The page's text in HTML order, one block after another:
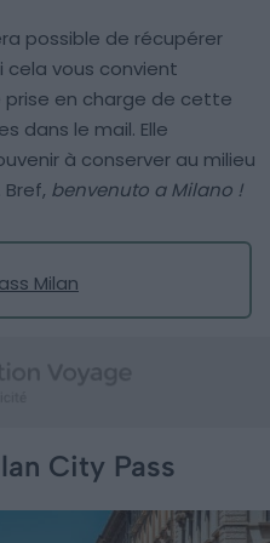
possible de récupérer
cela vous convient
en charge de cette
dans le mail. Elle
à conserver au milieu
benvenuto a Milano !
Milan
City Pass